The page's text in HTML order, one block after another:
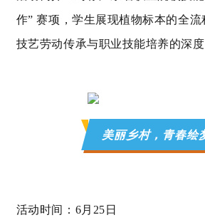
作” 赛项，学生展现植物标本的全
技艺劳动传承与职业技能培养的深度
美丽乡村，青春绘
活动时间：6月25日